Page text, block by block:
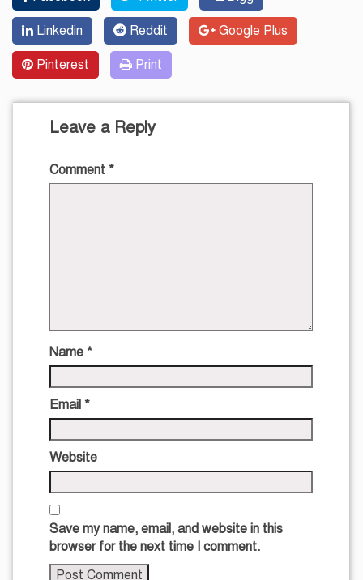
Linkedin Reddit Google Plus
Pinterest Print
Leave a Reply
Comment *
Name *
Email *
Website
Save my name, email, and website in this
browser for the next time I comment.